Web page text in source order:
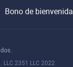
Bono de bienvenida
LLC 2351 LLC 2022